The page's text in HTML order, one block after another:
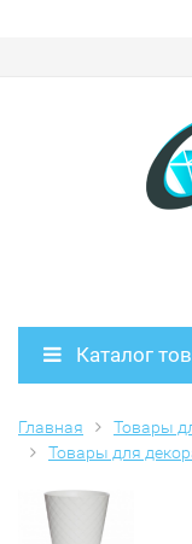
Каталог
Главная
Товары
Товары для